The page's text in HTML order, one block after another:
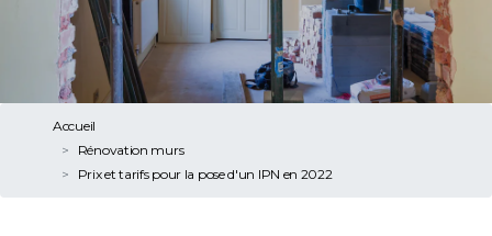
Accueil
Rénovation murs
Prix et tarifs pour la pose d'un IPN en 2022